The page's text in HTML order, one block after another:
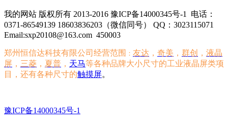
我的网站 版权所有 2013-2016 豫ICP备14000345号-1
电话：
0371-86549139 18603836203（微信同号） QQ：3023115071
Email:sxp20108@163.com 450003
郑州恒信达科技有限公司经营范围 ： 友达 ， 奇美 ， 群创 ， 液晶
屏 ， 三菱 ， 夏普 ， 天马等各种品牌大小尺寸的工业液晶屏类项
目，还有各种尺寸的触摸屏。
豫ICP备14000345号-1